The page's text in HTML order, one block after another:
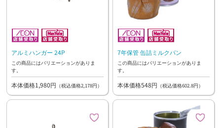
アルミハンガー 24P
この商品にはバリエーションがありま
す。
本体価格1,980円 （税込価格2,178円）
7年保管 缶詰ミルクパン
この商品にはバリエーションがありま
す。
本体価格548円 （税込価格602.8円）